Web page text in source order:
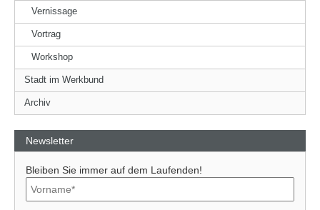
Vernissage
Vortrag
Workshop
Stadt im Werkbund
Archiv
Newsletter
Bleiben Sie immer auf dem Laufenden!